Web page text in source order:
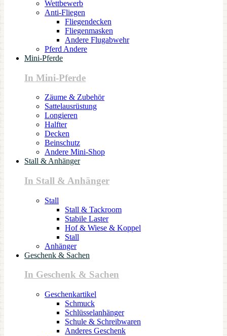
Wettbewerb
Anti-Fliegen
Fliegendecken
Fliegenmasken
Andere Flugabwehr
Pferd Andere
Mini-Pferde
In Mini-Pferde
Zäume & Zubehör
Sattelausrüstung
Longieren
Halfter
Decken
Beinschutz
Andere Mini-Shop
Stall & Anhänger
In Stall & Anhänger
Stall
Stall & Tackroom
Stabile Laster
Hof & Wiese & Koppel
Stall
Anhänger
Geschenk & Sachen
In Geschenk & Sachen
Geschenkartikel
Schmuck
Schlüsselanhänger
Schule & Schreibwaren
Anderes Geschenk